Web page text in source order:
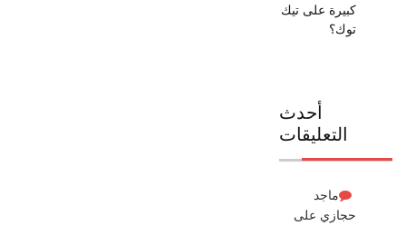
كبيرة على تيك
توك؟
أحدث
التعليقات
ماجد
حجازي على